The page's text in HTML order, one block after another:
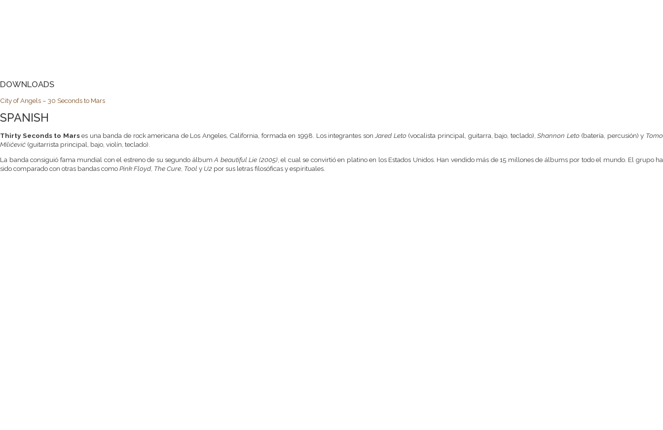
DOWNLOADS
City of Angels – 30 Seconds to Mars
SPANISH
Thirty Seconds to Marses una banda de rock americana de Los Angeles, California, formada en 1998. Los integrantes sonJared Leto (vocalista principal, guitarra, bajo, teclado),Shannon Leto (batería, percusión) y Tomo
Miličević (guitarrista principal, bajo, violín, teclado).
La banda consiguió fama mundial con el estreno de su segundo álbum A beautiful Lie (2005), el cual se convirtió en platino en los Estados Unidos. Han vendido más de 15 millones de álbums por todo el mundo. El grupo ha
sido comparado con otras bandas comoPink Floyd The Cure Tool y U2 por sus letras filosóficas y espirituales.